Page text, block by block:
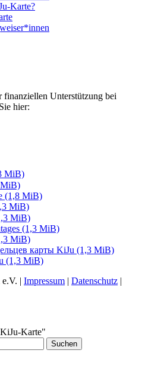
Karte?
Unterstützung bei
hier:
MiB)
(1,4 MiB)
(1,8 MiB)
MiB)
(1,3 MiB)
(1,3 MiB)
MiB)
карты KiJu (1,3 MiB)
(1,3 MiB)
| Impressum | Datenschutz |
Karte"
Suchen